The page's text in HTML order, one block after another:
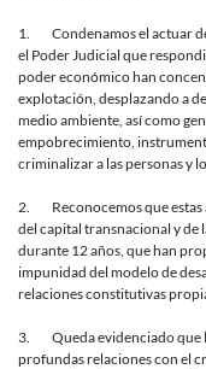
1. Condenamos el actuar de
el Poder Judicial que
poder económico han
explotación, desplazando a
medio ambiente, así como
empobrecimiento,
criminalizar a las personas y
2. Reconocemos que estas
del capital transnacional y
durante 12 años, que han
impunidad del modelo de
relaciones constitutivas
3. Queda evidenciado que
profundas relaciones con el